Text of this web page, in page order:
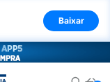
Baixar